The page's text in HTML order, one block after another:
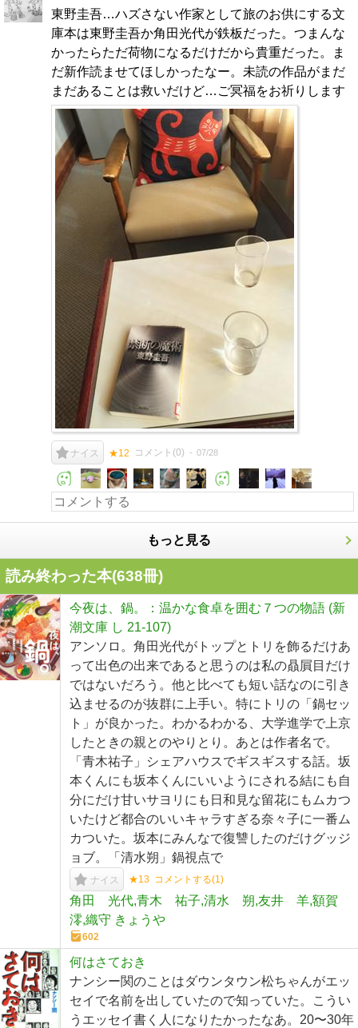
東野圭吾…ハズさない作家として旅のお供にする文
庫本は東野圭吾か角田光代が鉄板だった。つまんな
かったらただ荷物になるだけだから貴重だった。ま
だ新作読ませてほしかったなー。未読の作品がまだ
まだあることは救いだけど…ご冥福をお祈りします
ナイス ★12 コメント(0) 07/28
もっと見る
読み終わった本(638冊)
今夜は、鍋。：温かな食卓を囲む７つの物語 (新
潮文庫 し 21-107)
アンソロ。角田光代がトップとトリを飾るだけあ
って出色の出来であると思うのは私の贔屓目だけ
ではないだろう。他と比べても短い話なのに引き
込ませるのが抜群に上手い。特にトリの「鍋セッ
ト」が良かった。わかるわかる、大学進学で上京
したときの親とのやりとり。あとは作者名で。
「青木祐子」シェアハウスでギスギスする話。坂
本くんにも坂本くんにいいようにされる結にも自
分にだけ甘いサヨリにも日和見な留花にもムカつ
いたけど都合のいいキャラすぎる奈々子に一番ム
カついた。坂本にみんなで復讐したのだけグッジ
ョブ。「清水朔」鍋視点で
ナイス ★13 コメントする(1)
角田 光代,青木 祐子,清水 朔,友井 羊,額賀
澪,織守 きょうや
602
何はさておき
ナンシー関のことはダウンタウン松ちゃんがエッ
セイで名前を出していたので知っていた。こうい
うエッセイ書く人になりたかったなあ。20〜30年